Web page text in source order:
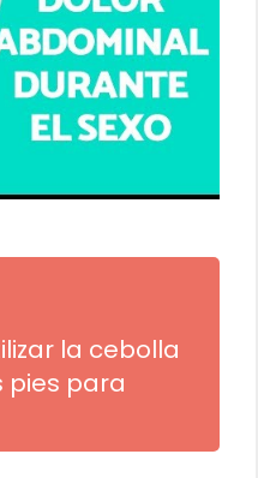
la cebolla
pies para